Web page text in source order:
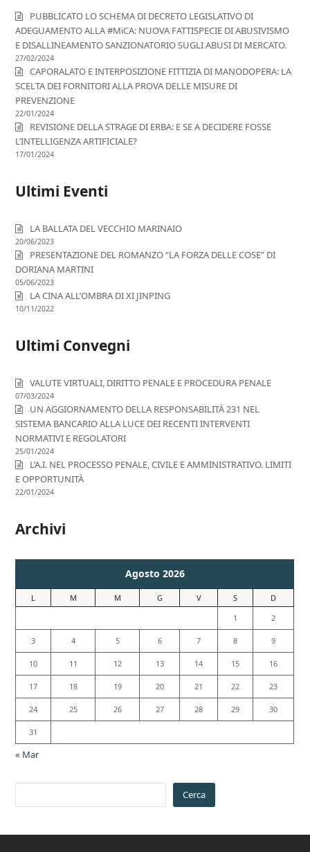
PUBBLICATO LO SCHEMA DI DECRETO LEGISLATIVO DI
ADEGUAMENTO ALLA #MiCA: NUOVA FATTISPECIE DI ABUSIVISMO
E DISALLINEAMENTO SANZIONATORIO SUGLI ABUSI DI MERCATO.
27/02/2024
CAPORALATO E INTERPOSIZIONE FITTIZIA DI MANODOPERA: LA
SCELTA DEI FORNITORI ALLA PROVA DELLE MISURE DI
PREVENZIONE
22/01/2024
REVISIONE DELLA STRAGE DI ERBA: E SE A DECIDERE FOSSE
L’INTELLIGENZA ARTIFICIALE?
17/01/2024
Ultimi Eventi
LA BALLATA DEL VECCHIO MARINAIO
20/06/2023
PRESENTAZIONE DEL ROMANZO “LA FORZA DELLE COSE” DI
DORIANA MARTINI
05/06/2023
LA CINA ALL’OMBRA DI XI JINPING
10/11/2022
Ultimi Convegni
VALUTE VIRTUALI, DIRITTO PENALE E PROCEDURA PENALE
07/03/2024
UN AGGIORNAMENTO DELLA RESPONSABILITÀ 231 NEL
SISTEMA BANCARIO ALLA LUCE DEI RECENTI INTERVENTI
NORMATIVI E REGOLATORI
25/01/2024
L’A.I. NEL PROCESSO PENALE, CIVILE E AMMINISTRATIVO. LIMITI
E OPPORTUNITÀ
22/01/2024
Archivi
Agosto 2026
L M M G V S
D
1
2
3 4 5 6 7 8 9
10 11 12 13 14 15 16
17 18 19 20 21 22 23
24 25 26 27 28 29 30
31
« Mar
Cerca